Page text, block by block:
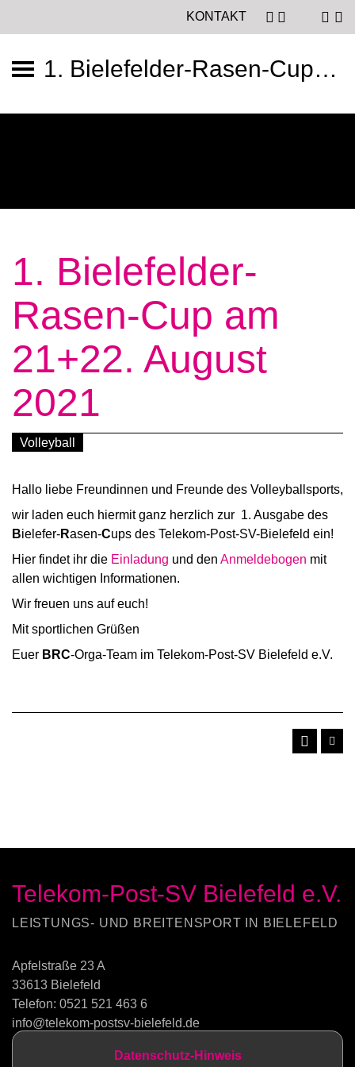
KONTAKT
1. Bielefelder-Rasen-Cup am 21+22. August 2021
1. Bielefelder-
Rasen-Cup am
21+22. August
2021
Volleyball
Hallo liebe Freundinnen und Freunde des Volleyballsports,
wir laden euch hiermit ganz herzlich zur 1. Ausgabe des
Bielefer-Rasen-Cups des Telekom-Post-SV-Bielefeld ein!
Hier findet ihr die Einladung und den Anmeldebogen mit
allen wichtigen Informationen.
Wir freuen uns auf euch!
Mit sportlichen Grüßen
Euer BRC-Orga-Team im Telekom-Post-SV Bielefeld e.V.
Telekom-Post-SV Bielefeld e.V.
LEISTUNGS- UND BREITENSPORT IN BIELEFELD
Apfelstraße 23 A
33613 Bielefeld
Telefon: 0521 521 463 6
info@telekom-postsv-bielefeld.de
Datenschutz-Hinweis